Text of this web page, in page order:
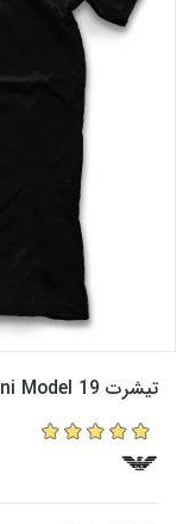
تیشرت Armani Model 19